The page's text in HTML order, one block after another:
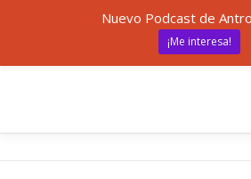
Nuevo Podcast de
¡Me interesa!